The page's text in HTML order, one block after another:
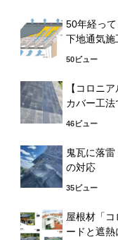
50年経っ
下地通気施
50ビュー
【コロニ
カバー工法
46ビュー
鬼瓦に落
の対応
35ビュー
屋根材「
ードと遮熱